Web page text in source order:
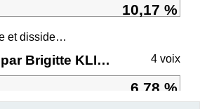
10,17 %
DVC - Divers centre et dissidents Ensemble
Liste conduite par Brigitte KLINKERT 4 voix
6,78 %